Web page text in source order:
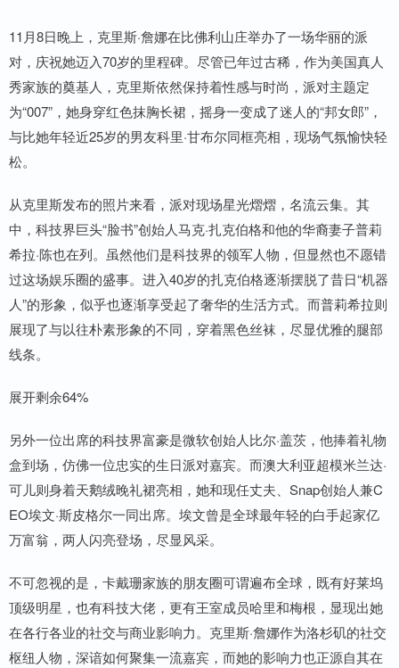
11月8日晚上，克里斯·詹娜在比佛利山庄举办了一场华丽的派
对，庆祝她迈入70岁的里程碑。尽管已年过古稀，作为美国真人
秀家族的奠基人，克里斯依然保持着性感与时尚，派对主题定
为“007”，她身穿红色抹胸长裙，摇身一变成了迷人的“邦女郎”，
与比她年轻近25岁的男友科里·甘布尔同框亮相，现场气氛愉快轻
松。
从克里斯发布的照片来看，派对现场星光熠熠，名流云集。其
中，科技界巨头“脸书”创始人马克·扎克伯格和他的华裔妻子普莉
希拉·陈也在列。虽然他们是科技界的领军人物，但显然也不愿错
过这场娱乐圈的盛事。进入40岁的扎克伯格逐渐摆脱了昔日“机器
人”的形象，似乎也逐渐享受起了奢华的生活方式。而普莉希拉则
展现了与以往朴素形象的不同，穿着黑色丝袜，尽显优雅的腿部
线条。
展开剩余64%
另外一位出席的科技界富豪是微软创始人比尔·盖茨，他捧着礼物
盒到场，仿佛一位忠实的生日派对嘉宾。而澳大利亚超模米兰达·
可儿则身着天鹅绒晚礼裙亮相，她和现任丈夫、Snap创始人兼C
EO埃文·斯皮格尔一同出席。埃文曾是全球最年轻的白手起家亿
万富翁，两人闪亮登场，尽显风采。
不可忽视的是，卡戴珊家族的朋友圈可谓遍布全球，既有好莱坞
顶级明星，也有科技大佬，更有王室成员哈里和梅根，显现出她
在各行各业的社交与商业影响力。克里斯·詹娜作为洛杉矶的社交
枢纽人物，深谙如何聚集一流嘉宾，而她的影响力也正源自其在